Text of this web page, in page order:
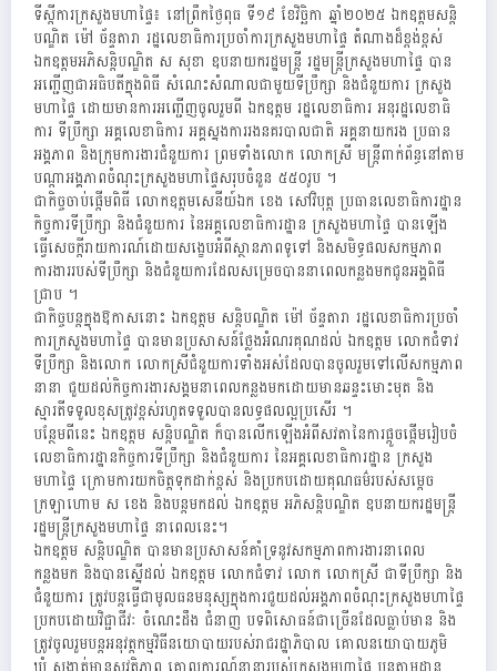
ទីស្ដីការក្រសួងមហាផ្ទៃ៖ នៅព្រឹកថ្ងៃពុធ ទី១៩ ខែវិច្ឆិកា ឆ្នាំ២០២៥ ឯកឧត្តមសន្តិ
បណ្ឌិត ម៉ៅ ច័ន្ទតារា រដ្ឋលេខាធិការប្រចាំការក្រសួងមហាផ្ទៃ តំណាងដ៏ខ្ពង់ខ្ពស់
ឯកឧត្តមអភិសន្តិបណ្ឌិត ស សុខា ឧបនាយករដ្ឋមន្ត្រី រដ្ឋមន្ត្រីក្រសួងមហាផ្ទៃ បាន
អញ្ជើញជាអធិបតីក្នុងពិធី សំណេះសំណាលជាមួយទីប្រឹក្សា និងជំនួយការ ក្រសួង
មហាផ្ទៃ ដោយមានការអញ្ជេីញចូលរួមពី ឯកឧត្តម រដ្ឋលេខាធិការ អនុរដ្ឋលេខាធិ
ការ ទីប្រឹក្សា អគ្គលេខាធិការ អគ្គស្នងការរងនគរបាលជាតិ អគ្គនាយករង ប្រធាន
អង្គភាព និងក្រុមការងារជំនួយការ ព្រមទាំងលោក លោកស្រី មន្ត្រីពាក់ព័ន្ធនៅតាម
បណ្តាអង្គភាពចំណុះក្រសួងមហាផ្ទៃសរុបចំនួន ៥៥០រូប ។
ជាកិច្ចចាប់ផ្តើមពិធី លោកឧត្តមសេនីយ៍ឯក ខេង សៅវិបុត្ត ប្រធានលេខាធិការដ្ឋាន
កិច្ចការទីប្រឹក្សា និងជំនួយការ នៃអគ្គលេខាធិការដ្ឋាន ក្រសួងមហាផ្ទៃ បានឡើង
ធ្វើសេចក្តីរាយការណ៍ដោយសង្ខេបអំពីស្ថានភាពទូទៅ និងសមិទ្ធផលសកម្មភាព
ការងាររបស់ទីប្រឹក្សា និងជំនួយការដែលសម្រេចបាននាពេលកន្លងមកជូនអង្គពិធី
ជ្រាប ។
ជាកិច្ចបន្តក្នុងឱកាសនោះ ឯកឧត្តម សន្តិបណ្ឌិត ម៉ៅ ច័ន្ទតារា រដ្ឋលេខាធិការប្រចាំ
ការក្រសួងមហាផ្ទៃ បានមានប្រសាសន៍ថ្លែងអំណរគុណដល់ ឯកឧត្តម លោកជំទាវ
ទីប្រឹក្សា និងលោក លោកស្រីជំនួយការទាំងអស់ដែលបានចូលរួមទៅលេីសកម្មភាព
នានា ជួយដល់កិច្ចការងារសង្គមនាពេលកន្លងមកដោយមានឆន្ទះមោះមុត និង
ស្មារតីទទួលខុសត្រូវខ្ពស់រហូតទទួលបានលទ្ធផលល្អប្រសេីរ ។
បន្ថែមពីនេះ ឯកឧត្តម សន្តិបណ្ឌិត ក៏បានលើកឡើងអំពីសវតានៃការផ្តួចផ្តើមរៀបចំ
លេខាធិការដ្ឋានកិច្ចការទីប្រឹក្សា និងជំនួយការ នៃអគ្គលេខាធិការដ្ឋាន ក្រសួង
មហាផ្ទៃ ក្រោមការយកចិត្តទុកដាក់ខ្ពស់ និងប្រកបដោយគុណធម៌របស់សម្តេច
ក្រឡាហោម ស ខេង និងបន្តមកដល់ ឯកឧត្តម អភិសន្តិបណ្ឌិត ឧបនាយករដ្ឋមន្រ្តី
រដ្ឋមន្រ្តីក្រសួងមហាផ្ទៃ នាពេលនេះ។
ឯកឧត្តម សន្តិបណ្ឌិត បានមានប្រសាសន៍គាំទ្រនូវសកម្មភាពការងារនាពេល
កន្លងមក និងបានស្នេីដល់ ឯកឧត្តម លោកជំទាវ លោក លោកស្រី ជាទីប្រឹក្សា និង
ជំនួយការ ត្រូវបន្តធ្វេីជាមូលធនមនុស្សក្នុងការជួយដល់អង្គភាពចំណុះក្រសួងមហាផ្ទៃ
ប្រកបដោយវិជ្ជាជីវៈ ចំណេះដឹង ជំនាញ បទពិសោធន៍ជាច្រើនដែលធ្លាប់មាន និង
ត្រូវចូលរួមបន្តអនុវត្តកម្មវិធីនយោបាយរបស់រាជរដ្ឋាភិបាល គោលនយោបាយភូមិ